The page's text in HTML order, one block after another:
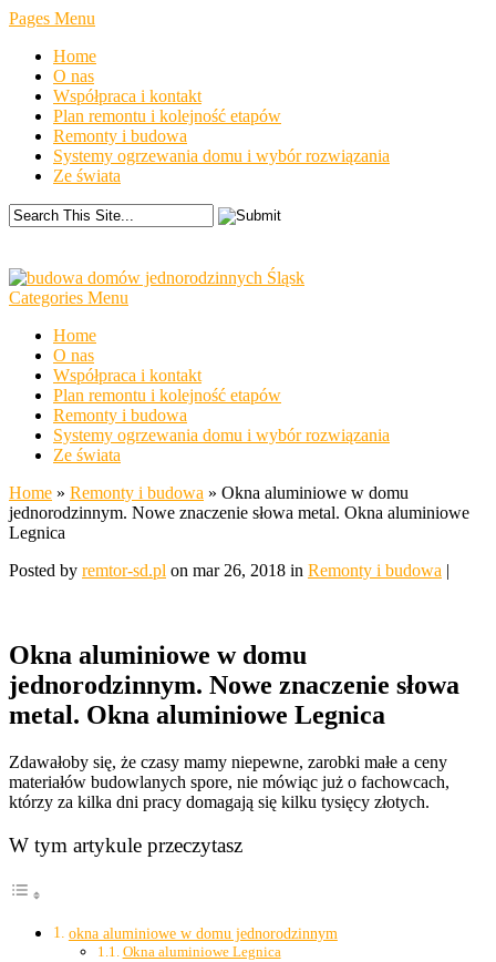
Pages Menu
Home
O nas
Współpraca i kontakt
Plan remontu i kolejność etapów
Remonty i budowa
Systemy ogrzewania domu i wybór rozwiązania
Ze świata
Categories Menu
Home
O nas
Współpraca i kontakt
Plan remontu i kolejność etapów
Remonty i budowa
Systemy ogrzewania domu i wybór rozwiązania
Ze świata
Home » Remonty i budowa » Okna aluminiowe w domu
jednorodzinnym. Nowe znaczenie słowa metal. Okna aluminiowe
Legnica
Posted by remtor-sd.pl on mar 26, 2018 in Remonty i budowa |
Okna aluminiowe w domu
jednorodzinnym. Nowe znaczenie słowa
metal. Okna aluminiowe Legnica
Zdawałoby się, że czasy mamy niepewne, zarobki małe a ceny
materiałów budowlanych spore, nie mówiąc już o fachowcach,
którzy za kilka dni pracy domagają się kilku tysięcy złotych.
W tym artykule przeczytasz
okna aluminiowe w domu jednorodzinnym
Okna aluminiowe Legnica